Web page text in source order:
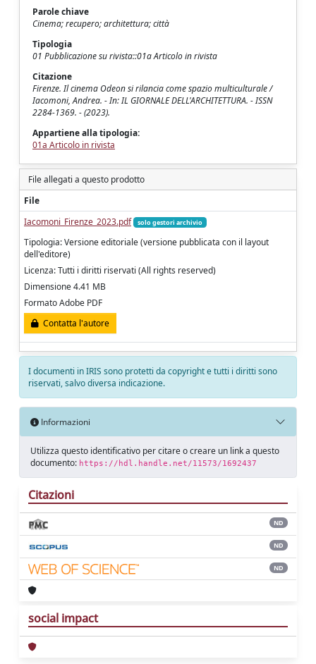
Parole chiave
Cinema; recupero; architettura; città
Tipologia
01 Pubblicazione su rivista::01a Articolo in rivista
Citazione
Firenze. Il cinema Odeon si rilancia come spazio multiculturale /
Iacomoni, Andrea. - In: IL GIORNALE DELL'ARCHITETTURA. - ISSN
2284-1369. - (2023).
Appartiene alla tipologia:
01a Articolo in rivista
File allegati a questo prodotto
File
Iacomoni_Firenze_2023.pdf
solo gestori archivio
Tipologia: Versione editoriale (versione pubblicata con il layout
dell'editore)
Licenza: Tutti i diritti riservati (All rights reserved)
Dimensione 4.41 MB
Formato Adobe PDF
Contatta l'autore
I documenti in IRIS sono protetti da copyright e tutti i diritti sono
riservati, salvo diversa indicazione.
Informazioni
Utilizza questo identificativo per citare o creare un link a questo
documento: https://hdl.handle.net/11573/1692437
Citazioni
ND
ND
ND
social impact